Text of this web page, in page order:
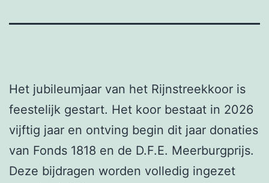
Het jubileumjaar van het Rijnstreekkoor is
feestelijk gestart. Het koor bestaat in 2026
vijftig jaar en ontving begin dit jaar donaties
van Fonds 1818 en de D.F.E. Meerburgprijs.
Deze bijdragen worden volledig ingezet